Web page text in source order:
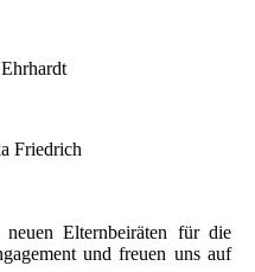
Friedrich
Elternbeiräten für die
und freuen uns auf